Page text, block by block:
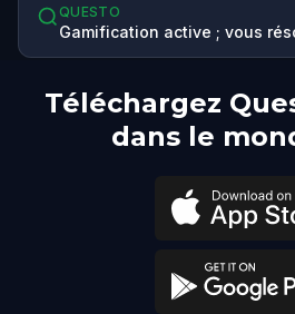
QUESTO
Gamification active ; vous
Téléchargez
dans le